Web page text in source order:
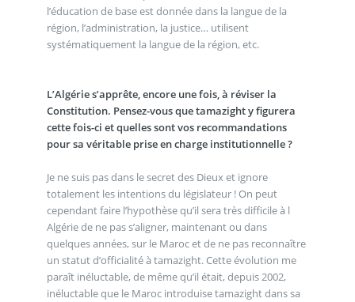
l’éducation de base est donnée dans la langue de la
région, l’administration, la justice… utilisent
systématiquement la langue de la région, etc.
L’Algérie s’apprête, encore une fois, à réviser la
Constitution. Pensez-vous que tamazight y figurera
cette fois-ci et quelles sont vos recommandations
pour sa véritable prise en charge institutionnelle ?
Je ne suis pas dans le secret des Dieux et ignore
totalement les intentions du législateur ! On peut
cependant faire l’hypothèse qu’il sera très difficile à l
Algérie de ne pas s’aligner, maintenant ou dans
quelques années, sur le Maroc et de ne pas reconnaître
un statut d’officialité à tamazight. Cette évolution me
paraît inéluctable, de même qu’il était, depuis 2002,
inéluctable que le Maroc introduise tamazight dans sa